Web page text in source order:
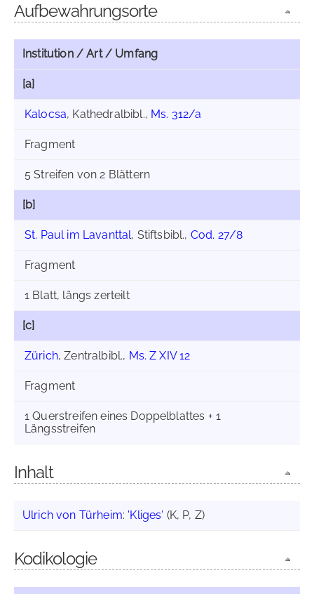
Aufbewahrungsorte
Institution / Art / Umfang
[a]
Kalocsa, Kathedralbibl., Ms. 312/a
Fragment
5 Streifen von 2 Blättern
[b]
St. Paul im Lavanttal, Stiftsbibl., Cod. 27/8
Fragment
1 Blatt, längs zerteilt
[c]
Zürich, Zentralbibl., Ms. Z XIV 12
Fragment
1 Querstreifen eines Doppelblattes + 1
Längsstreifen
Inhalt
Ulrich von Türheim: 'Kliges' (K, P, Z)
Kodikologie